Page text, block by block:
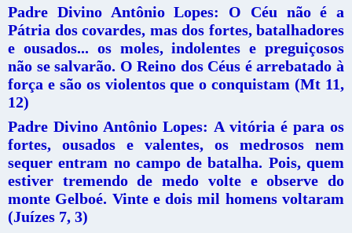
Padre Divino Antônio Lopes: O Céu não é a
Pátria dos covardes, mas dos fortes, batalhadores
e ousados... os moles, indolentes e preguiçosos
não se salvarão. O Reino dos Céus é arrebatado à
força e são os violentos que o conquistam (Mt 11,
12)
Padre Divino Antônio Lopes: A vitória é para os
fortes, ousados e valentes, os medrosos nem
sequer entram no campo de batalha. Pois, quem
estiver tremendo de medo volte e observe do
monte Gelboé. Vinte e dois mil homens voltaram
(Juízes 7, 3)